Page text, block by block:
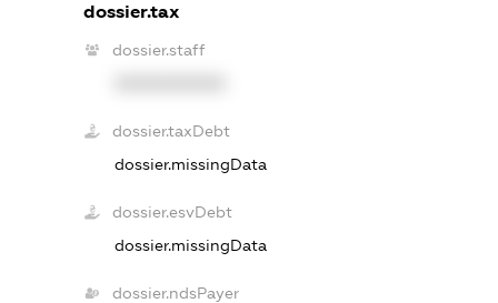
dossier.tax
dossier.staff
dossier.taxDebt
dossier.missingData
dossier.esvDebt
dossier.missingData
dossier.ndsPayer